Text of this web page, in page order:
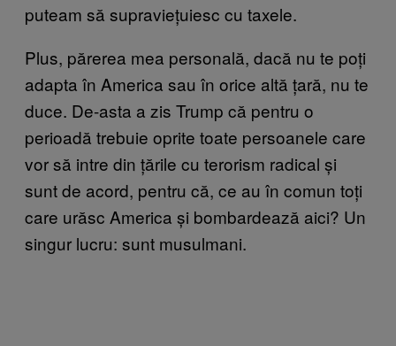
puteam să supraviețuiesc cu taxele.
Plus, părerea mea personală, dacă nu te poți
adapta în America sau în orice altă țară, nu te
duce. De-asta a zis Trump că pentru o
perioadă trebuie oprite toate persoanele care
vor să intre din țările cu terorism radical și
sunt de acord, pentru că, ce au în comun toți
care urăsc America și bombardează aici? Un
singur lucru: sunt musulmani.